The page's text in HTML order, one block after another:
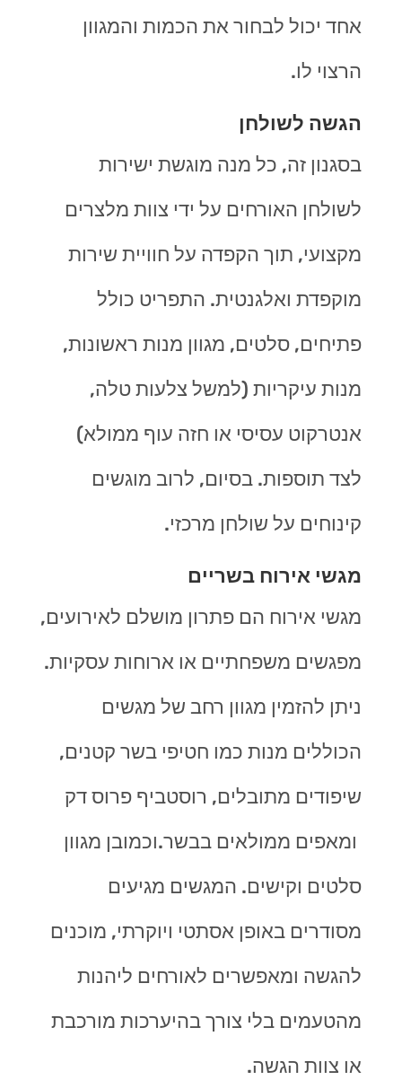
אחד יכול לבחור את הכמות והמגוון
הרצוי לו.
הגשה לשולחן
בסגנון זה, כל מנה מוגשת ישירות
לשולחן האורחים על ידי צוות מלצרים
מקצועי, תוך הקפדה על חוויית שירות
מוקפדת ואלגנטית. התפריט כולל
פתיחים, סלטים, מגוון מנות ראשונות,
מנות עיקריות (למשל צלעות טלה,
אנטרקוט עסיסי או חזה עוף ממולא)
לצד תוספות. בסיום, לרוב מוגשים
קינוחים על שולחן מרכזי.
מגשי אירוח בשריים
מגשי אירוח הם פתרון מושלם לאירועים,
מפגשים משפחתיים או ארוחות עסקיות.
ניתן להזמין מגוון רחב של מגשים
הכוללים מנות כמו חטיפי בשר קטנים,
שיפודים מתובלים, רוסטביף פרוס דק
ומאפים ממולאים בבשר.וכמובן מגוון
סלטים וקישים. המגשים מגיעים
מסודרים באופן אסתטי ויוקרתי, מוכנים
להגשה ומאפשרים לאורחים ליהנות
מהטעמים בלי צורך בהיערכות מורכבת
או צוות הגשה.